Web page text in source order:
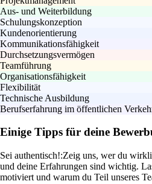
Aus- und Weiterbildung
Schulungskonzeption
Kundenorientierung
Kommunikationsfähigkeit
Durchsetzungsvermögen
Teamführung
Organisationsfähigkeit
Flexibilität
Technische Ausbildung
Berufserfahrung im öffentlichen
Einige Tipps für deine
Sei authentisch!:Zeig uns, wer du
und deine Erfahrungen sind wichtig.
motiviert und warum du Teil unseres